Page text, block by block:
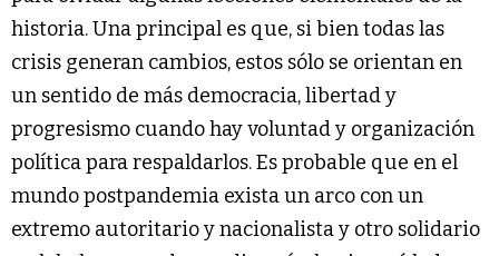
historia. Una principal es que, si bien todas las
crisis generan cambios, estos sólo se orientan en
un sentido de más democracia, libertad y
progresismo cuando hay voluntad y organización
política para respaldarlos. Es probable que en el
mundo postpandemia exista un arco con un
extremo autoritario y nacionalista y otro solidario